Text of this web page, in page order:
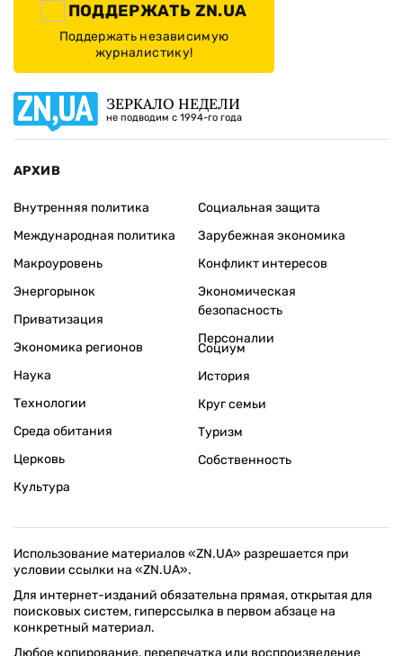
ПОДДЕРЖАТЬ ZN.UA
Поддержать независимую
журналистику!
ЗЕРКАЛО НЕДЕЛИ
не подводим с 1994-го года
АРХИВ
Внутренняя политика
Международная политика
Макроуровень
Энергорынок
Приватизация
Экономика регионов
Социальная защита
Зарубежная экономика
Конфликт интересов
Экономическая
безопасность
Персоналии
Наука
Технологии
Среда обитания
Церковь
Культура
Социум
История
Круг семьи
Туризм
Собственность
Использование материалов «ZN.UA» разрешается при
условии ссылки на «ZN.UA».
Для интернет-изданий обязательна прямая, открытая для
поисковых систем, гиперссылка в первом абзаце на
конкретный материал.